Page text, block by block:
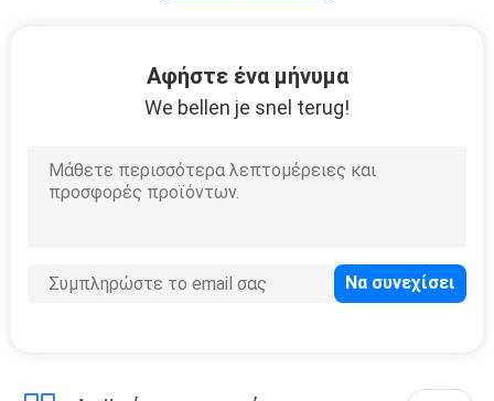
Αφήστε ένα μήνυμα
We bellen je snel terug!